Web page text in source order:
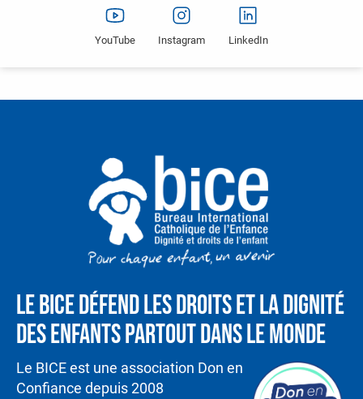
YouTube Instagram LinkedIn
Le BICE défend les droits et la dignité
des enfants partout dans le monde
Le BICE est une association Don en
Confiance depuis 2008